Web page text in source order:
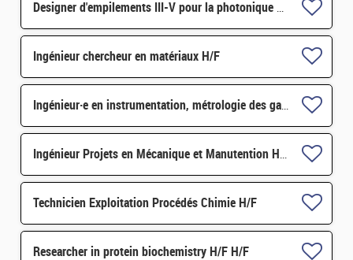
Designer d'empilements III-V pour la photonique H/F
Ingénieur chercheur en matériaux H/F
Ingénieur·e en instrumentation, métrologie des gaz à effet de serre H/F
Ingénieur Projets en Mécanique et Manutention H/F
Technicien Exploitation Procédés Chimie H/F
Researcher in protein biochemistry H/F H/F